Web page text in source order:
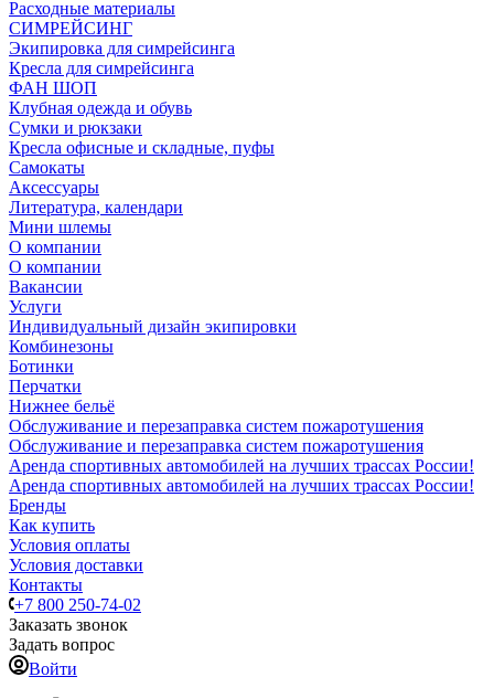
Расходные материалы
СИМРЕЙСИНГ
Экипировка для симрейсинга
Кресла для симрейсинга
ФАН ШОП
Клубная одежда и обувь
Сумки и рюкзаки
Кресла офисные и складные, пуфы
Самокаты
Аксессуары
Литература, календари
Мини шлемы
О компании
О компании
Вакансии
Услуги
Индивидуальный дизайн экипировки
Комбинезоны
Ботинки
Перчатки
Нижнее бельё
Обслуживание и перезаправка систем пожаротушения
Обслуживание и перезаправка систем пожаротушения
Аренда спортивных автомобилей на лучших трассах России!
Аренда спортивных автомобилей на лучших трассах России!
Бренды
Как купить
Условия оплаты
Условия доставки
Контакты
+7 800 250-74-02
Заказать звонок
Задать вопрос
Войти